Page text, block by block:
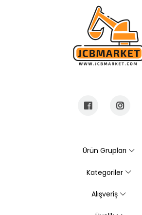
Ürün Grupları
Kategoriler
Alışveriş